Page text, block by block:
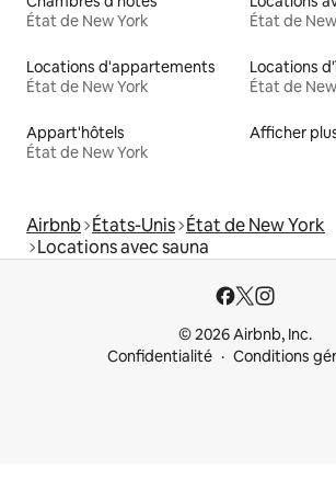
État de New York
État de
Locations d'appartements
État de New York
Locations
État de
Appart'hôtels
État de New York
Afficher
Airbnb États-Unis État de New York
Locations avec sauna
© 2026 Airbnb, Inc.
Confidentialité
Conditions